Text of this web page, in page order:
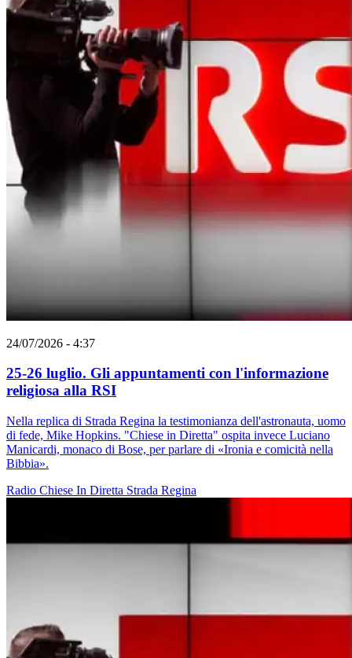
24/07/2026 - 4:37
25-26 luglio. Gli appuntamenti con l'informazione
religiosa alla RSI
Nella replica di Strada Regina la testimonianza dell'astronauta, uomo
di fede, Mike Hopkins. "Chiese in Diretta" ospita invece Luciano
Manicardi, monaco di Bose, per parlare di «Ironia e comicità nella
Bibbia».
Radio Chiese In Diretta Strada Regina